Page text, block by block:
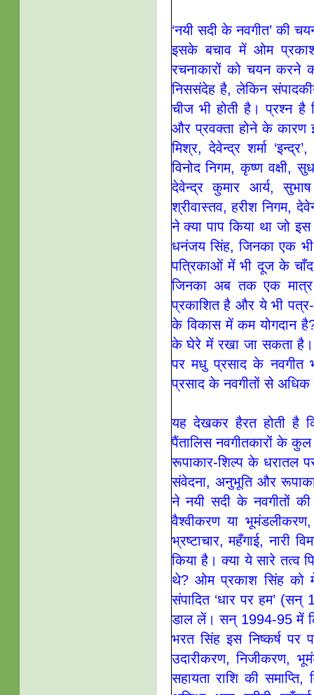
‘नयी सदी के नवगीत’ की
इसके बचाव में ओम प्रकाश
रचनाकारों को चयन करने
निससंदेह है, लेकिन
चीज भी होती है। प्रश्न
और प्रवक्ता होने के कारण
मिश्र, देवेन्द्र शर्मा
विनोद निगम, कृष्ण वक्षी,
देवेन्द्र कुमार आर्य, सुभाष
श्रीवास्तव, हरीश निगम,
ने क्या पाप किया था जो
धनंजय सिंह, जिनका एक
पत्रिकाओं में भी दूज के
जिनका अब तक एक
प्रकाशित है और ये भी पत्र-
के विकास में कम योगदान
के घेरे में रखा जा सकता है।
पर मधु प्रसाद के नवगीत
प्रसाद के नवगीतों से अधिक
यह देखकर हैरत होती है
पैंतालिस नवगीतकारों के
रूपाकार-शिल्प के धरातल
संवेदना, अनुभूति और
ने नयी सदी के नवगीतों
वैश्वीकरण या भूमंडलीकरण,
भ्रष्टाचार, महँगाई, नारी
किया है। क्या ये सारे तत्व
थे? ओम प्रकाश सिंह को
संपादित ‘धार पर हम’
डाल लें। सन् 1994-95 में
भरत सिंह इस निष्कर्ष पर
उदारीकरण, निजीकरण,
सहायता राशि की